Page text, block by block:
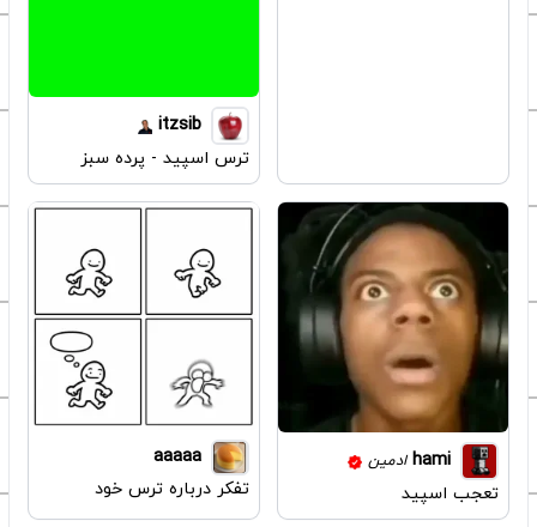
itzsib
ترس اسپید - پرده سبز
hami ادمین
تعجب اسپید
aaaaa
تفکر درباره ترس خود